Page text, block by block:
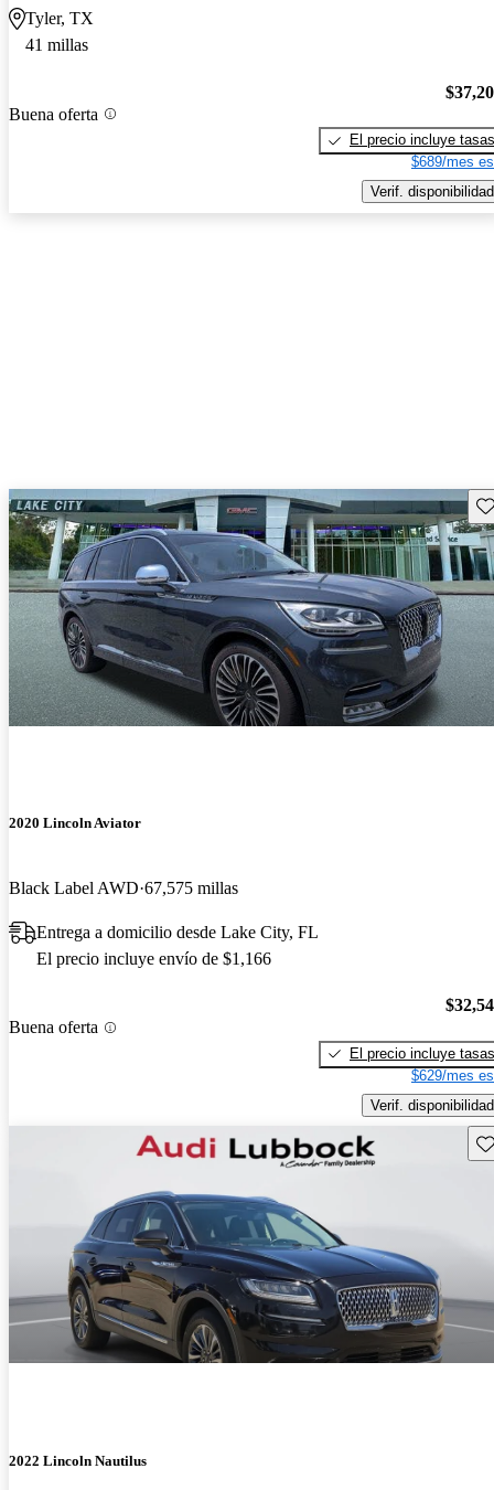
Tyler, TX
41 millas
Buena oferta
El precio incluye tasas
$689/mes
Verif. disponibilidad
2020 Lincoln Aviator
Black Label AWD 67,575 millas
Entrega a domicilio desde Lake City, FL
El precio incluye envío de $1,166
Buena oferta
El precio incluye tasas
$629/mes
Verif. disponibilidad
2022 Lincoln Nautilus